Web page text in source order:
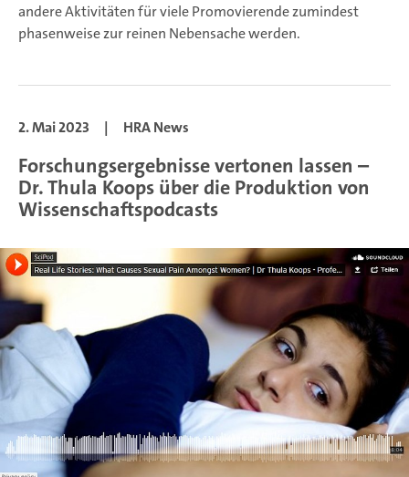
andere Aktivitäten für viele Promovierende zumindest
phasenweise zur reinen Nebensache werden.
2. Mai 2023 | HRA News
Forschungsergebnisse vertonen lassen –
Dr. Thula Koops über die Produktion von
Wissenschaftspodcasts